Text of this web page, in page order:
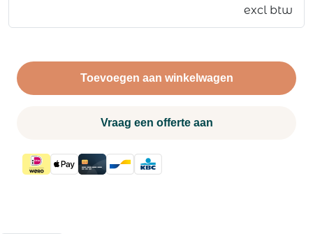
excl btw
Toevoegen aan winkelwagen
Vraag een offerte aan